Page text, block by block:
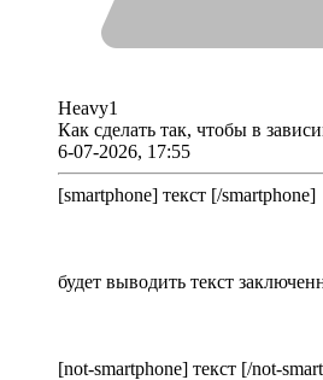
Heavy1
Как сделать так, чтобы в
6-07-2026, 17:55
[smartphone] текст [/smartphone]
будет выводить текст
[not-smartphone] текст [/not-